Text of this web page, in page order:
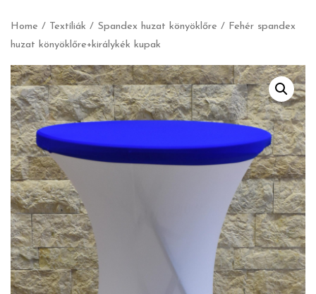
Home / Textíliák / Spandex huzat könyöklőre / Fehér spandex
huzat könyöklőre+királykék kupak